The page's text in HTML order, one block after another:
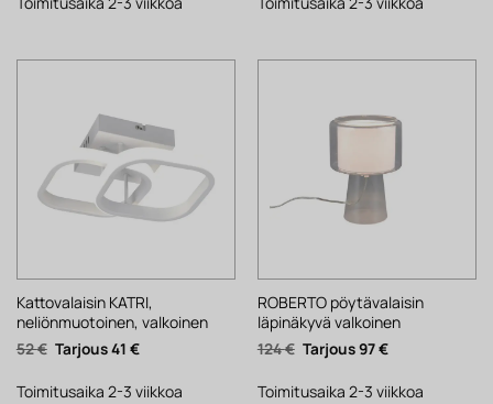
Kattovalaisin KATRI,
neliönmuotoinen, valkoinen
52€ Alkuperäinen
hinta
52 €.
41 €Nykyinen
41 €.
Toimitusaika 2-3 viikkoa
ROBERTO pöytävalaisin
läpinäkyvä valkoinen
124€ Alkuperäinen
hinta
124 €.
97€Nykyinen
97 €.
Toimitusaika 2-3 viikkoa